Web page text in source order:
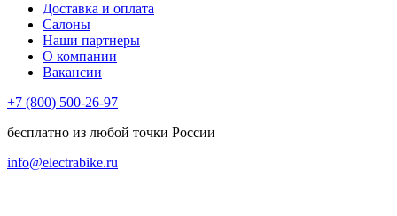
Доставка и оплата
Салоны
Наши партнеры
О компании
Вакансии
+7 (800) 500-26-97
бесплатно из любой точки России
info@electrabike.ru